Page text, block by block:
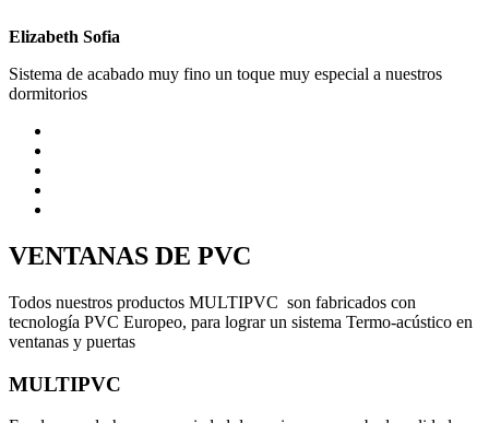
Elizabeth Sofia
Sistema de acabado muy fino un toque muy especial a nuestros
dormitorios
VENTANAS DE PVC
Todos nuestros productos MULTIPVC son fabricados con
tecnología PVC Europeo, para lograr un sistema Termo-acústico en
ventanas y puertas
MULTIPVC